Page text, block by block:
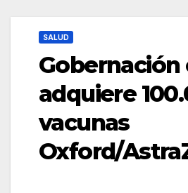
SALUD
Gobernación
adquiere
vacunas
Oxford/